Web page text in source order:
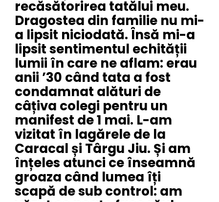
recăsătorirea tatălui meu.
Dragostea din familie nu mi-
a lipsit niciodată. Însă mi-a
lipsit sentimentul echității
lumii în care ne aflam: erau
anii ’30 când tata a fost
condamnat alături de
câțiva colegi pentru un
manifest de 1 mai. L-am
vizitat în lagărele de la
Caracal și Târgu Jiu. Și am
înțeles atunci ce înseamnă
groaza când lumea îți
scapă de sub control: am